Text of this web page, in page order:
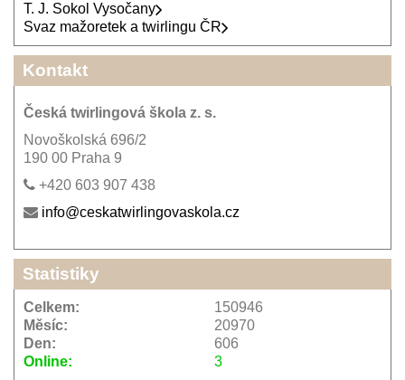
T. J. Sokol Vysočany
Svaz mažoretek a twirlingu ČR
Kontakt
Česká twirlingová škola z. s.
Novoškolská 696/2
190 00 Praha 9
+420 603 907 438
info@ceskatwirlingovaskola.cz
Statistiky
Online: 3
Celkem:
150946
Měsíc:
20970
Den:
606